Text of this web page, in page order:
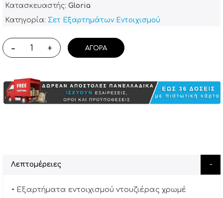
Κατασκευαστής: Gloria
Κατηγορία: Σετ Εξαρτημάτων Εντοιχισμού
- + ΑΓΟΡΆ
Λεπτομέρειες
• Εξαρτήματα εντοιχισμού ντουζιέρας χρωμέ